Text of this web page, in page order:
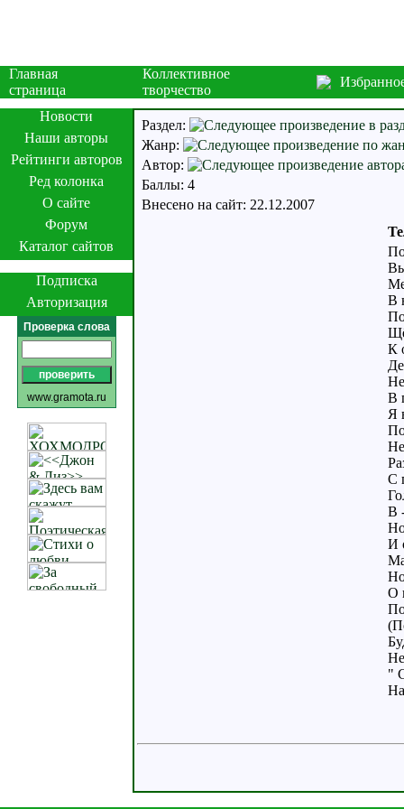
Главная
страница
Коллективное
творчество
Новости
Наши авторы
Рейтинги авторов
Ред колонка
О сайте
Форум
Каталог сайтов
Подписка
Авторизация
Проверка слова
www.gramota.ru
Раздел:
Жанр:
Автор:
Баллы: 4
Внесено на сайт: 22.12.2007
В
К
В
Я
С
В
И
О
"